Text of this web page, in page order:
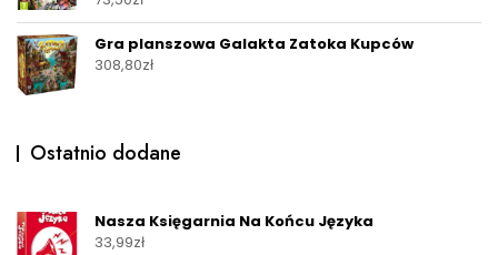
Gra planszowa Galakta Zatoka Kupców
308,80zł
Ostatnio dodane
Nasza Księgarnia Na Końcu Języka
33,99zł